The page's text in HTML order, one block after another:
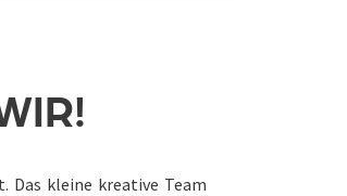
Das kleine kreative Team